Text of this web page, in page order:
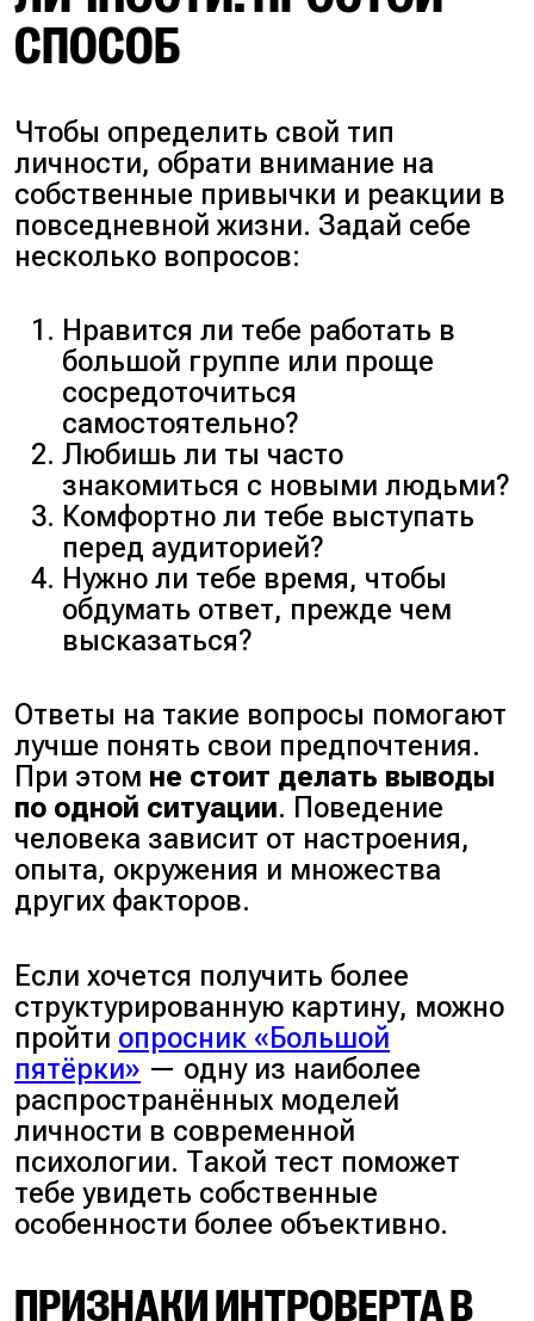
СПОСОБ
Чтобы определить свой тип
личности, обрати внимание на
собственные привычки и реакции в
повседневной жизни. Задай себе
несколько вопросов:
Нравится ли тебе работать в
большой группе или проще
сосредоточиться
самостоятельно?
Любишь ли ты часто
знакомиться с новыми людьми?
Комфортно ли тебе выступать
перед аудиторией?
Нужно ли тебе время, чтобы
обдумать ответ, прежде чем
высказаться?
Ответы на такие вопросы помогают
лучше понять свои предпочтения.
При этом не стоит делать выводы
по одной ситуации. Поведение
человека зависит от настроения,
опыта, окружения и множества
других факторов.
Если хочется получить более
структурированную картину, можно
пройти опросник «Большой
пятёрки» — одну из наиболее
распространённых моделей
личности в современной
психологии. Такой тест поможет
тебе увидеть собственные
особенности более объективно.
ПРИЗНАКИ ИНТРОВЕРТА В